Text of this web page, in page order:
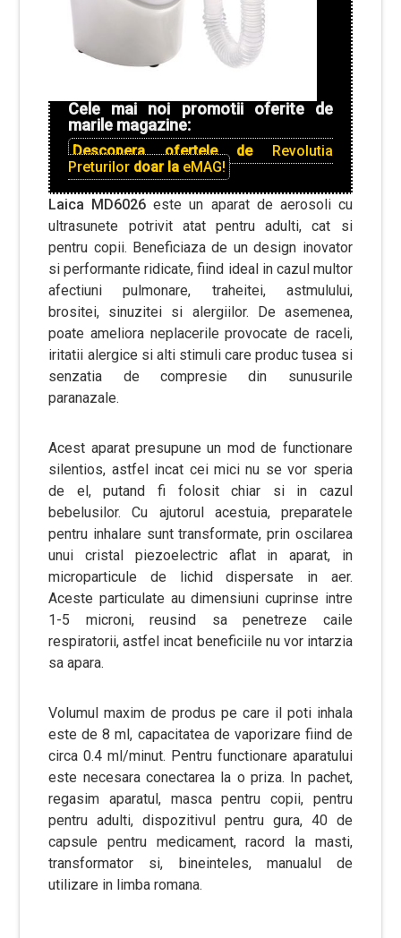
Cele mai noi promotii oferite de
marile magazine:
Descopera ofertele de Revolutia
Preturilor doar la eMAG!
Laica MD6026este un aparat de aerosoli cu
ultrasunete potrivit atat pentru adulti, cat si
pentru copii. Beneficiaza de un design inovator
si performante ridicate, fiind ideal in cazul multor
afectiuni pulmonare, traheitei, astmulului,
brositei, sinuzitei si alergiilor. De asemenea,
poate ameliora neplacerile provocate de raceli,
iritatii alergice si alti stimuli care produc tusea si
senzatia de compresie din sunusurile
paranazale.
Acest aparat presupune un mod de functionare
silentios, astfel incat cei mici nu se vor speria
de el, putand fi folosit chiar si in cazul
bebelusilor. Cu ajutorul acestuia, preparatele
pentru inhalare sunt transformate, prin oscilarea
unui cristal piezoelectric aflat in aparat, in
microparticule de lichid dispersate in aer.
Aceste particulate au dimensiuni cuprinse intre
1-5 microni, reusind sa penetreze caile
respiratorii, astfel incat beneficiile nu vor intarzia
sa apara.
Volumul maxim de produs pe care il poti inhala
este de 8 ml, capacitatea de vaporizare fiind de
circa 0.4 ml/minut. Pentru functionare aparatului
este necesara conectarea la o priza. In pachet,
regasim aparatul, masca pentru copii, pentru
pentru adulti, dispozitivul pentru gura, 40 de
capsule pentru medicament, racord la masti,
transformator si, bineinteles, manualul de
utilizare in limba romana.